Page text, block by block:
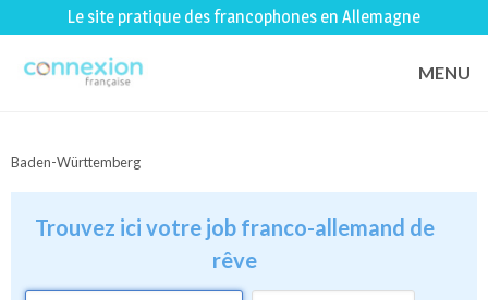
Le site pratique des francophones en Allemagne
MENU
Baden-Württemberg
Trouvez ici votre job franco-allemand de
rêve